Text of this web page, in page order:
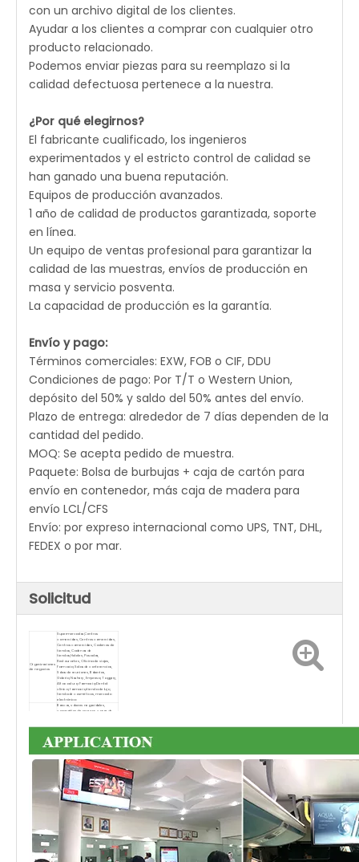
con un archivo digital de los clientes.
Ayudar a los clientes a comprar con cualquier otro
producto relacionado.
Podemos enviar piezas para su reemplazo si la
calidad defectuosa pertenece a la nuestra.
¿Por qué elegirnos?
El fabricante cualificado, los ingenieros
experimentados y el estricto control de calidad se
han ganado una buena reputación.
Equipos de producción avanzados.
1 año de calidad de productos garantizada, soporte
en línea.
Un equipo de ventas profesional para garantizar la
calidad de las muestras, envíos de producción en
masa y servicio posventa.
La capacidad de producción es la garantía.
Envío y pago:
Términos comerciales: EXW, FOB o CIF, DDU
Condiciones de pago: Por T/T o Western Union,
depósito del 50% y saldo del 50% antes del envío.
Plazo de entrega: alrededor de 7 días dependen de la
cantidad del pedido.
MOQ: Se acepta pedido de muestra.
Paquete: Bolsa de burbujas + caja de cartón para
envío en contenedor, más caja de madera para
envío LCL/CFS
Envío: por expreso internacional como UPS, TNT, DHL,
FEDEX o por mar.
Solicitud
Organizaciones
de negocios
Supermercados,Centros
comerciales, Centros comerciales,
Centros comerciales, Cadenas de
tiendas, Cadenas de
tiendas,Hoteles, Posadas,
Restaurantes, Oficina de viajes,
Farmacia, Salas de conferencias,
Salas de reuniones, Baberías,
Galería, Noshery, Empresa, Toggery,
Alta costura, Farmacia, Dental
clínica, farmacia, tienda de lujo,
tienda de cosméticos, mercado
electrónico
Bancos, valores negociables,
compañías de seguros, casas de
de correos, hospitales, escuelas,
Metro, Aeropuertos, Estaciones,
Gasolineras, Estaciones de peaje,
exposiciones, Estadios, Museos,
Centros de convenciones, Agencias
de billetes, Mercado de RRHH,
Centros de Lotería;Propiedades
inmobiliarias, apartamentos, villas,
oficinas, edificios comerciales, salas
modelo, agentes inmobiliarios,
iglesia, comedor, vestíbulo, baños,
lavadero, ascensor, autobús
Cines, Salas de fitness, Clubs de
masajes, Bares nocturnos,
Cafeterías, Bares de Internet,
Salones de belleza, Campos de golf,
Cine, Salón de baile, Cine